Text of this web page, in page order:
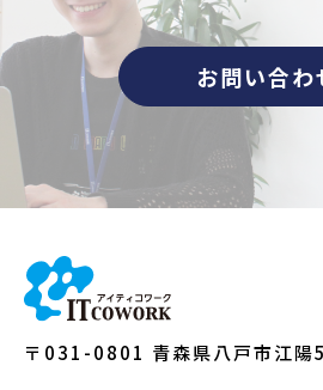
お問い合わ
〒031-0801 青森県八戸市江